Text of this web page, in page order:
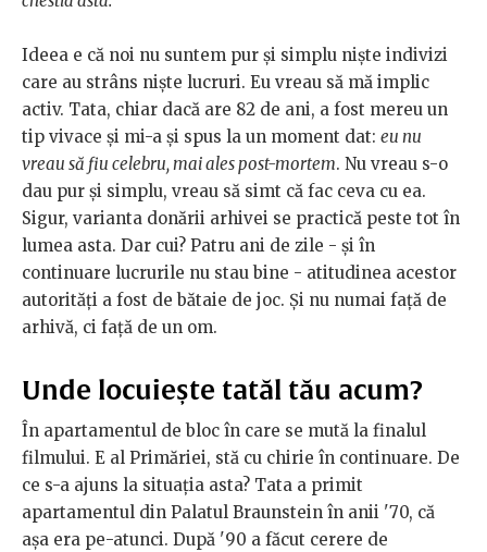
Ideea e că noi nu suntem pur și simplu niște indivizi
care au strâns niște lucruri. Eu vreau să mă implic
activ. Tata, chiar dacă are 82 de ani, a fost mereu un
tip vivace și mi-a și spus la un moment dat: eu nu
vreau să fiu celebru, mai ales post-mortem. Nu vreau s-o
dau pur și simplu, vreau să simt că fac ceva cu ea.
Sigur, varianta donării arhivei se practică peste tot în
lumea asta. Dar cui? Patru ani de zile - și în
continuare lucrurile nu stau bine - atitudinea acestor
autorități a fost de bătaie de joc. Și nu numai față de
arhivă, ci față de un om.
Unde locuiește tatăl tău acum?
În apartamentul de bloc în care se mută la finalul
filmului. E al Primăriei, stă cu chirie în continuare. De
ce s-a ajuns la situația asta? Tata a primit
apartamentul din Palatul Braunstein în anii '70, că
așa era pe-atunci. După '90 a făcut cerere de